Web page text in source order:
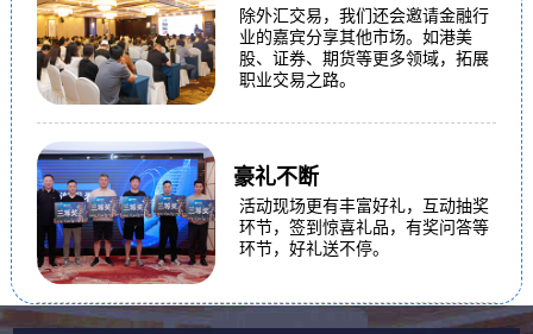
除外汇交易，我们还会邀请金融行
业的嘉宾分享其他市场。如港美
股、证券、期货等更多领域，拓展
职业交易之路。
豪礼不断
活动现场更有丰富好礼，互动抽奖
环节，签到惊喜礼品，有奖问答等
环节，好礼送不停。